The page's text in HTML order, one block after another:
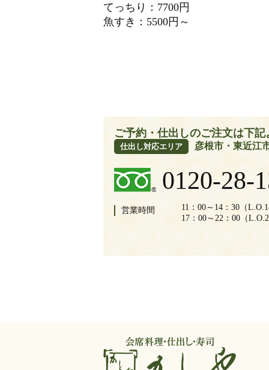
てっちり：7700円
魚すき：5500円～
ご予約・仕出しのご注文は下
仕出し対応エリア 彦根市・東近江
0120-28-
営業時間
11：00～14：30（
17：00～22：00（